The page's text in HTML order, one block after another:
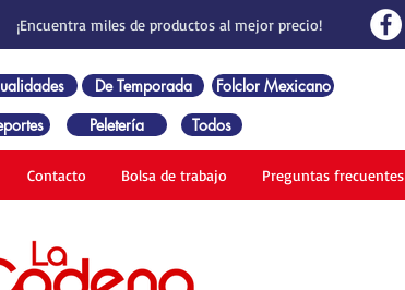
¡Encuentra miles de productos al mejor precio!
De Temporada
Folclor Mexicano
Peletería Todos
Contacto Bolsa de trabajo Preguntas frecuentes